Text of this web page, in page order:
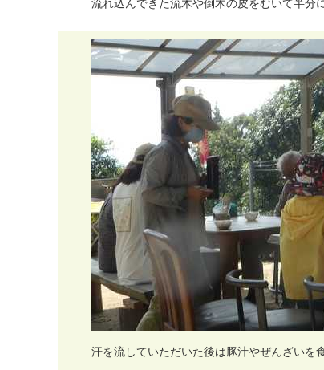
流れ込んでき た流木や倒木の皮をむいて半分
汗を流していただいた後は豚汁やぜんざいを